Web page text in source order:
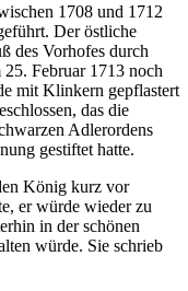
1708 und 1712
Der östliche
des Vorhofes durch
Februar 1713 noch
mit Klinkern gepflastert
das die
Adlerordens
gestiftet hatte.
König kurz vor
er würde wieder zu
in der schönen
würde. Sie schrieb